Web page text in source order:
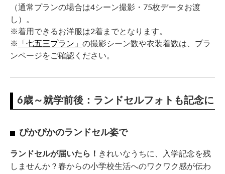
（通常プランの場合は4シーン撮影・75枚データお渡
し）。
※着用できるお洋服は2着までとなります。
※
「七五三プラン」 の撮影シーン数や衣装着数は、プラ
ンページをご確認ください。
6歳～就学前後：ランドセルフォトも記念に
ぴかぴかのランドセル姿で
ランドセルが届いたら！ きれいなうちに、入学記念を残
しませんか？春からの小学校生活へのワクワク感が伝わ